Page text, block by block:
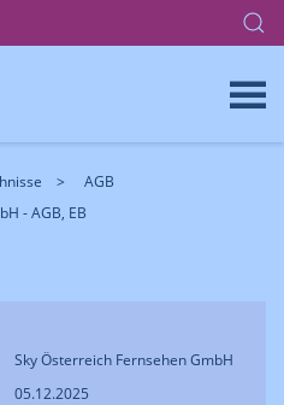
AGB
- AGB, EB
Sky Österreich Fernsehen GmbH
05.12.2025